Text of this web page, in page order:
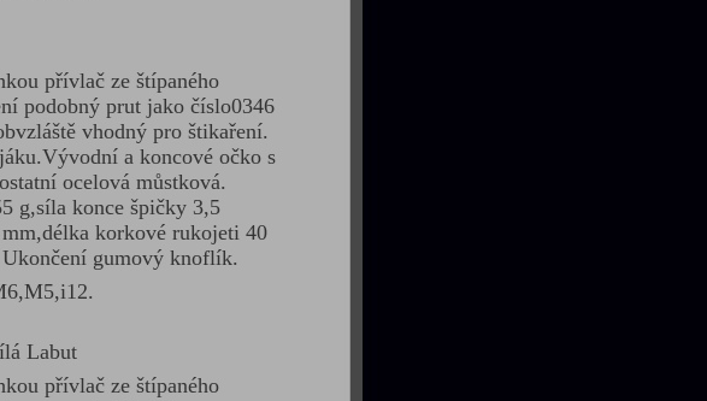
přívlač ze štípaného
podobný prut jako číslo0346
vhodný pro štikaření.
a koncové očko s
ocelová můstková.
g,síla konce špičky 3,5
korkové rukojeti 40
gumový knoflík.
Labut
přívlač ze štípaného